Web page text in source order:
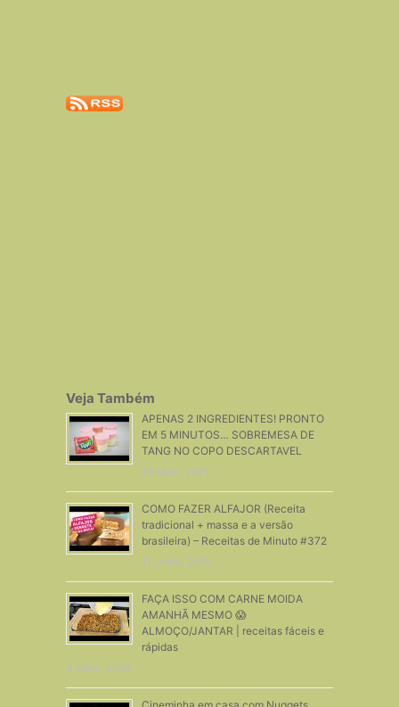
Veja Também
APENAS 2 INGREDIENTES! PRONTO
EM 5 MINUTOS… SOBREMESA DE
TANG NO COPO DESCARTAVEL
28 Maio, 2021
COMO FAZER ALFAJOR (Receita
tradicional + massa e a versão
brasileira) – Receitas de Minuto #372
11 Junho, 2018
FAÇA ISSO COM CARNE MOIDA
AMANHÃ MESMO 😱
ALMOÇO/JANTAR | receitas fáceis e
rápidas
4 Julho, 2026